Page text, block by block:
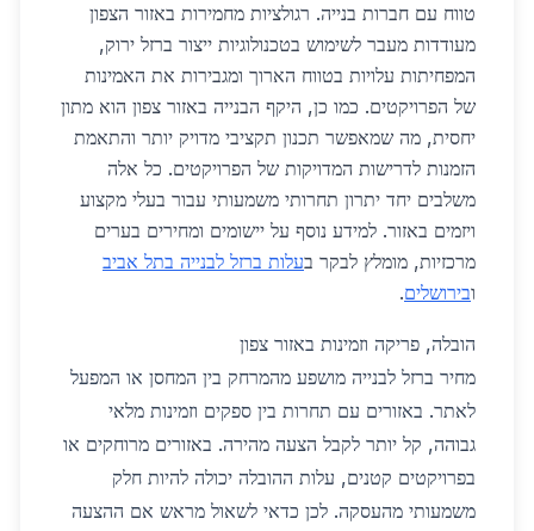
טווח עם חברות בנייה. רגולציות מחמירות באזור הצפון
מעודדות מעבר לשימוש בטכנולוגיות ייצור ברזל ירוק,
המפחיתות עלויות בטווח הארוך ומגבירות את האמינות
של הפרויקטים. כמו כן, היקף הבנייה באזור צפון הוא מתון
יחסית, מה שמאפשר תכנון תקציבי מדויק יותר והתאמת
הזמנות לדרישות המדויקות של הפרויקטים. כל אלה
משלבים יחד יתרון תחרותי משמעותי עבור בעלי מקצוע
ויזמים באזור. למידע נוסף על יישומים ומחירים בערים
מרכזיות, מומלץ לבקר בעלות ברזל לבנייה בתל אביב
ובירושלים.
הובלה, פריקה וזמינות באזור צפון
מחיר ברזל לבנייה מושפע מהמרחק בין המחסן או המפעל
לאתר. באזורים עם תחרות בין ספקים וזמינות מלאי
גבוהה, קל יותר לקבל הצעה מהירה. באזורים מרוחקים או
בפרויקטים קטנים, עלות ההובלה יכולה להיות חלק
משמעותי מהעסקה. לכן כדאי לשאול מראש אם ההצעה